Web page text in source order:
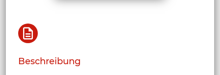
Beschreibung